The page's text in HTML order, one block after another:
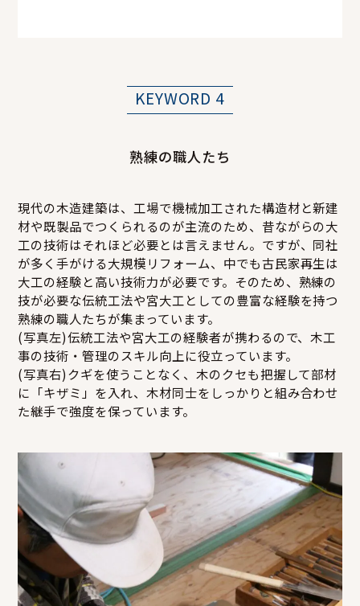
KEYWORD 4
熟練の職人たち
現代の木造建築は、工場で機械加工された構造材と新建
材や既製品でつくられるのが主流のため、昔ながらの大
工の技術はそれほど必要とは言えません。ですが、同社
が多く手がける大規模リフォーム、中でも古民家再生は
大工の経験と高い技術力が必要です。そのため、熟練の
技が必要な伝統工法や宮大工としての豊富な経験を持つ
熟練の職人たちが集まっています。
(写真左)伝統工法や宮大工の経験者が携わるので、木工
事の技術・管理のスキル向上に役立っています。
(写真右)クギを使うことなく、木のクセも把握して部材
に「キザミ」を入れ、木材同士をしっかりと組み合わせ
た継手で強度を保っています。